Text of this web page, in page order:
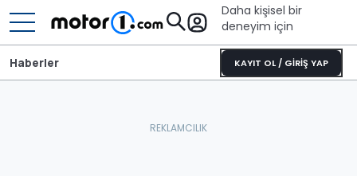
Daha kişisel bir
deneyim için
KAYIT OL / GİRİŞ YAP
Haberler